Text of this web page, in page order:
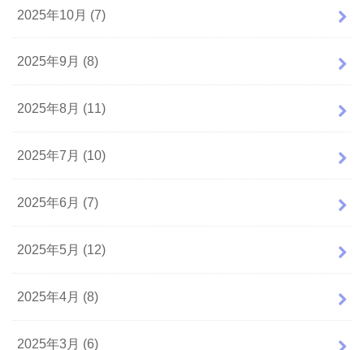
2025年10月 (7)
2025年9月 (8)
2025年8月 (11)
2025年7月 (10)
2025年6月 (7)
2025年5月 (12)
2025年4月 (8)
2025年3月 (6)